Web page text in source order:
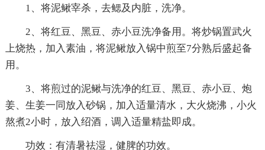
1、将泥鳅宰杀，去鳃及内脏，洗净。
2、将红豆、黑豆、赤小豆洗净备用。将炒锅置武火
上烧热，加入素油，将泥鳅放入锅中煎至7分熟后盛起备
用。
3、将煎过的泥鳅与洗净的红豆、黑豆、赤小豆、炮
姜、生姜一同放入砂锅，加入适量清水，大火烧沸，小火
熬煮2小时，放入绍酒，调入适量精盐即成。
功效：有清暑祛湿，健脾的功效。